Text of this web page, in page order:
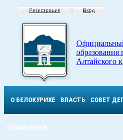
Регистрация Вход
образования
Алтайского
О БЕЛОКУРИХЕ ВЛАСТЬ СОВЕТ
СПРАВОЧНОЕ